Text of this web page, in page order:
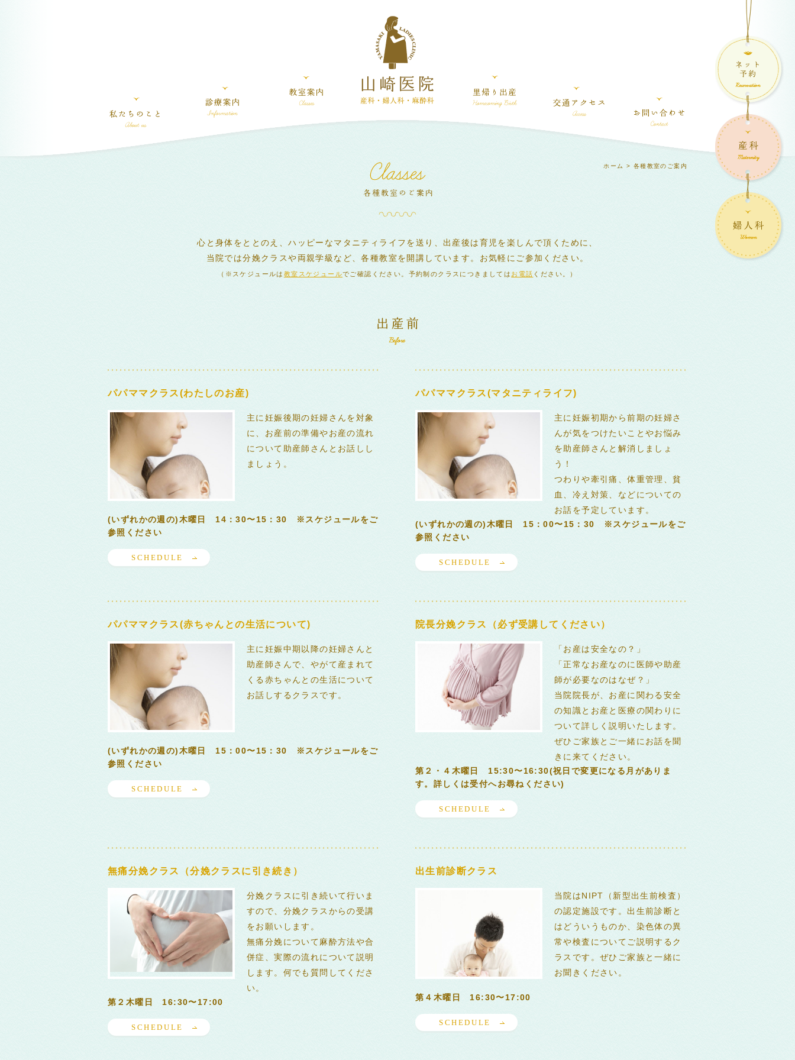
ホーム > 各種教室のご案内
心と身体をととのえ、ハッピーなマタニティライフを送り、出産後は育児を楽しんで頂くために、
当院では分娩クラスや両親学級など、各種教室を開講しています。お気軽にご参加ください。
（※スケジュールは 教室スケジュールでご確認ください。予約制のクラスにつきましては お電話 ください。）
パパママクラス(わたしのお産)
主に妊娠後期の妊婦さんを対象
に、お産前の準備やお産の流れ
について助産師さんとお話しし
ましょう。
(いずれかの週の)木曜日 14：30〜15：30 ※スケジュールをご
参照ください
SCHEDULE
パパママクラス(マタニティライフ)
主に妊娠初期から前期の妊婦さ
んが気をつけたいことやお悩み
を助産師さんと解消しましょ
う！
つわりや牽引痛、体重管理、貧
血、冷え対策、などについての
お話を予定しています。
(いずれかの週の)木曜日 15：00〜15：30 ※スケジュールをご
参照ください
SCHEDULE
パパママクラス(赤ちゃんとの生活について)
主に妊娠中期以降の妊婦さんと
助産師さんで、やがて産まれて
くる赤ちゃんとの生活について
お話しするクラスです。
(いずれかの週の)木曜日 15：00〜15：30 ※スケジュールをご
参照ください
SCHEDULE
院長分娩クラス（必ず受講してください）
「お産は安全なの？」
「正常なお産なのに医師や助産
師が必要なのはなぜ？」
当院院長が、お産に関わる安全
の知識とお産と医療の関わりに
ついて詳しく説明いたします。
ぜひご家族とご一緒にお話を聞
きに来てください。
第２・４木曜日 15:30〜16:30(祝日で変更になる月がありま
す。詳しくは受付へお尋ねください)
SCHEDULE
無痛分娩クラス（分娩クラスに引き続き）
分娩クラスに引き続いて行いま
すので、分娩クラスからの受講
をお願いします。
無痛分娩について麻酔方法や合
併症、実際の流れについて説明
します。何でも質問してくださ
い。
第２木曜日 16:30〜17:00
SCHEDULE
出生前診断クラス
当院はNIPT（新型出生前検査）
の認定施設です。出生前診断と
はどういうものか、染色体の異
常や検査についてご説明するク
ラスです。ぜひご家族と一緒に
お聞きください。
第４木曜日 16:30〜17:00
SCHEDULE